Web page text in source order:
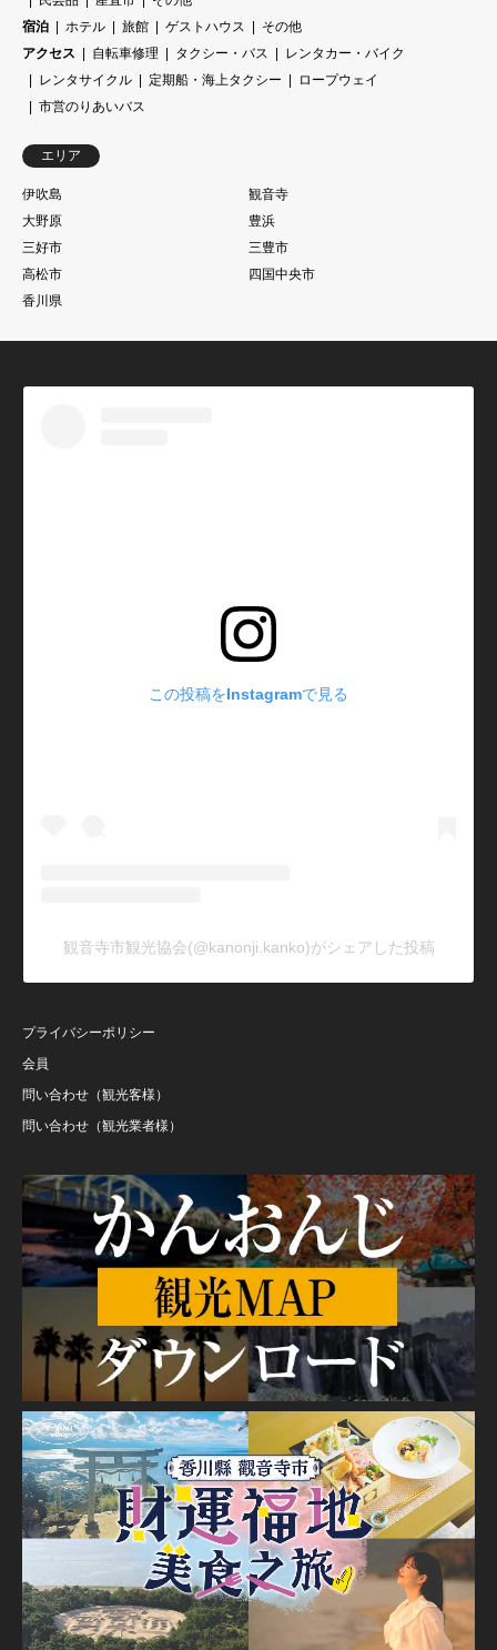
宿泊
ホテル 旅館 ゲストハウス
その他
アクセス
自転車修理 タクシー・バス
レンタカー・バイク
レンタサイクル
定期船・海上タクシー
ロープウェイ
市営のりあいバス
エリア
伊吹島
観音寺
大野原
豊浜
三好市
三豊市
高松市
四国中央市
香川県
この投稿をInstagramで見る
観音寺市観光協会(@kanonji.kanko)がシェアした投稿
プライバシーポリシー
会員
問い合わせ（観光客様）
問い合わせ（観光業者様）